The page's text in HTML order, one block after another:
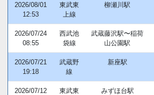
2026/08/01
12:53
東武東
上線
柳瀬川駅
2026/07/24
08:55
西武池
袋線
武蔵藤沢駅〜稲荷
山公園駅
2026/07/21
19:18
武蔵野
線
新座駅
2026/07/12
東武東
みずほ台駅